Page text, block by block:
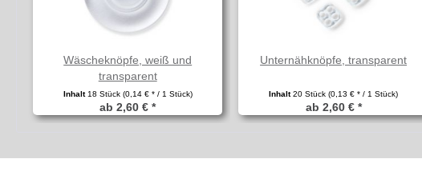
Wäscheknöpfe, weiß und
transparent
Inhalt 18 Stück (0,14 € * / 1 Stück)
ab 2,60 € *
Unternähknöpfe, transparent
Inhalt20 Stück(0,13 € * / 1 Stück)
ab 2,60 € *